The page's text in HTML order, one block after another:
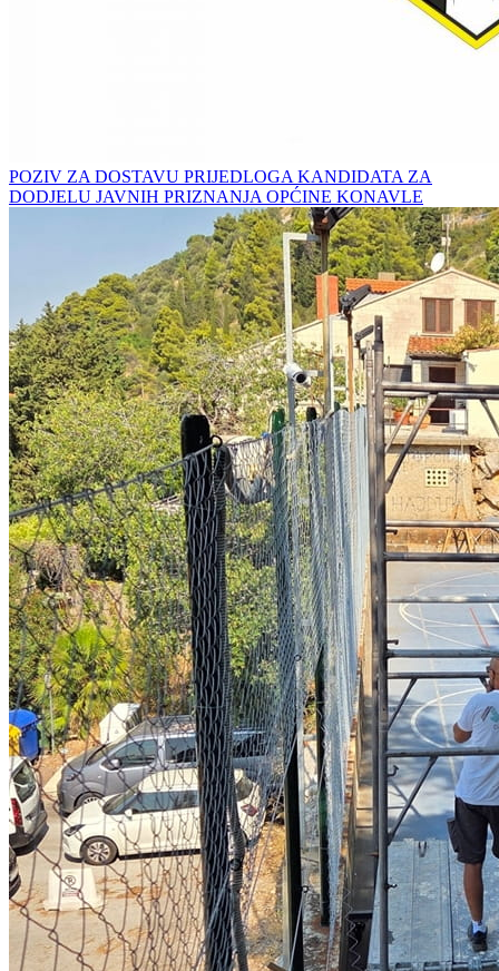
POZIV ZA DOSTAVU PRIJEDLOGA KANDIDATA ZA
DODJELU JAVNIH PRIZNANJA OPĆINE KONAVLE